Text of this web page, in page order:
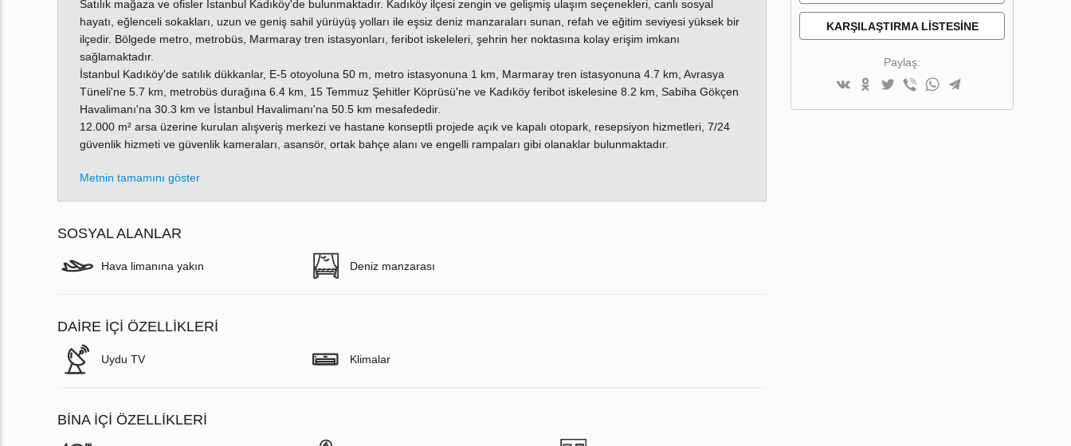
Satılık mağaza ve ofisler İstanbul Kadıköy'de bulunmaktadır. Kadıköy ilçesi zengin ve gelişmiş ulaşım seçenekleri, canlı sosyal
hayatı, eğlenceli sokakları, uzun ve geniş sahil yürüyüş yolları ile eşsiz deniz manzaraları sunan, refah ve eğitim seviyesi yüksek bir
ilçedir. Bölgede metro, metrobüs, Marmaray tren istasyonları, feribot iskeleleri, şehrin her noktasına kolay erişim imkanı
sağlamaktadır.
İstanbul Kadıköy'de satılık dükkanlar, E-5 otoyoluna 50 m, metro istasyonuna 1 km, Marmaray tren istasyonuna 4.7 km, Avrasya
Tüneli'ne 5.7 km, metrobüs durağına 6.4 km, 15 Temmuz Şehitler Köprüsü'ne ve Kadıköy feribot iskelesine 8.2 km, Sabiha Gökçen
Havalimanı'na 30.3 km ve İstanbul Havalimanı'na 50.5 km mesafededir.
12.000 m² arsa üzerine kurulan alışveriş merkezi ve hastane konseptli projede açık ve kapalı otopark, resepsiyon hizmetleri, 7/24
güvenlik hizmeti ve güvenlik kameraları, asansör, ortak bahçe alanı ve engelli rampaları gibi olanaklar bulunmaktadır.
Metnin tamamını göster
SOSYAL ALANLAR
Hava limanına yakın Deniz manzarası
DAIRE IÇI ÖZELLIKLERI
Uydu TV Klimalar
BINA İÇI ÖZELLIKLERI
KARŞILAŞTIRMA LISTESINE
Paylaş: